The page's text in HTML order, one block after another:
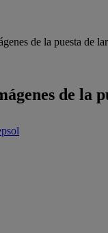
de la puesta de
de la